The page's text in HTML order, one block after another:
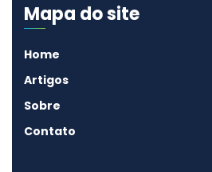
Mapa do site
Home
Artigos
Sobre
Contato